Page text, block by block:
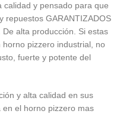
y pensado para que
repuestos GARANTIZADOS
alta producción. Si estas
pizzero industrial, no
fuerte y potente del
y alta calidad en sus
el horno pizzero mas